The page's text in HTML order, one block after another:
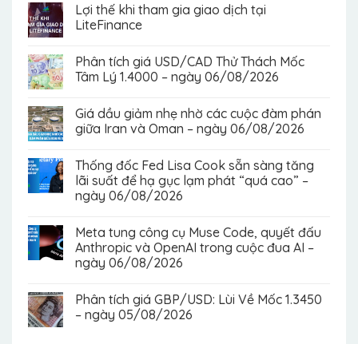
Lợi thế khi tham gia giao dịch tại
LiteFinance
Phân tích giá USD/CAD Thử Thách Mốc
Tâm Lý 1.4000 – ngày 06/08/2026
Giá dầu giảm nhẹ nhờ các cuộc đàm phán
giữa Iran và Oman – ngày 06/08/2026
Thống đốc Fed Lisa Cook sẵn sàng tăng
lãi suất để hạ gục lạm phát “quá cao” –
ngày 06/08/2026
Meta tung công cụ Muse Code, quyết đấu
Anthropic và OpenAI trong cuộc đua AI –
ngày 06/08/2026
Phân tích giá GBP/USD: Lùi Về Mốc 1.3450
– ngày 05/08/2026